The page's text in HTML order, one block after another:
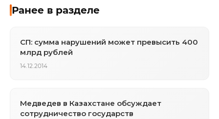
Ранее в разделе
СП: сумма нарушений может превысить 400
млрд рублей
14.12.2014
Медведев в Казахстане обсуждает
сотрудничество государств